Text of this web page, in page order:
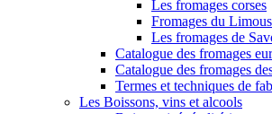
Les fromages corses
Fromages du
Les fromages de
Catalogue des fromages
Catalogue des fromages
Termes et techniques de
Les Boissons, vins et alcools